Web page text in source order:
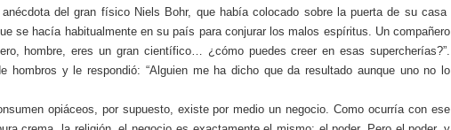
anécdota del gran físico Niels Bohr, que había colocado sobre la puerta de su casa
se hacía habitualmente en su país para conjurar los malos espíritus. Un compañero
hombre, eres un gran científico… ¿cómo puedes creer en esas supercherías?”.
hombros y le respondió: “Alguien me ha dicho que da resultado aunque uno no lo
opiáceos, por supuesto, existe por medio un negocio. Como ocurría con ese